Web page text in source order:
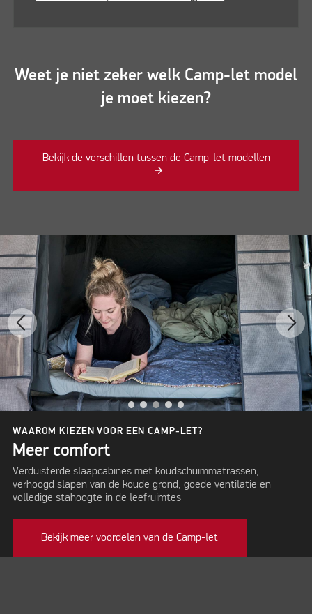
Weet je niet zeker welk Camp-let model
je moet kiezen?
Bekijk de verschillen tussen de Camp-let modellen
WAAROM KIEZEN VOOR EEN CAMP-LET?
Meer comfort
Verduisterde slaapcabines met koudschuimmatrassen,
verhoogd slapen van de koude grond, goede ventilatie en
volledige stahoogte in de leefruimtes
Bekijk meer voordelen van de Camp-let